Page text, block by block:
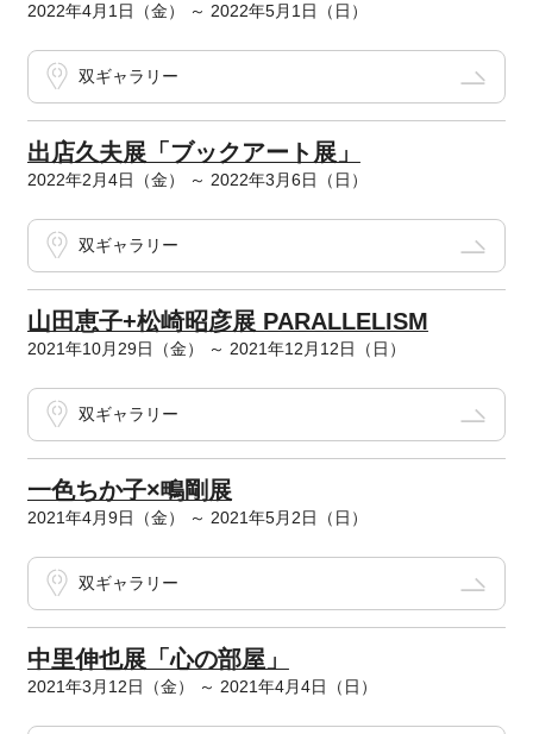
2022年4月1日（金） ～ 2022年5月1日（日）
双ギャラリー
出店久夫展「ブックアート展」
2022年2月4日（金） ～ 2022年3月6日（日）
双ギャラリー
山田恵子+松崎昭彦展 PARALLELISM
2021年10月29日（金） ～ 2021年12月12日（日）
双ギャラリー
一色ちか子×鴫剛展
2021年4月9日（金） ～ 2021年5月2日（日）
双ギャラリー
中里伸也展「心の部屋」
2021年3月12日（金） ～ 2021年4月4日（日）